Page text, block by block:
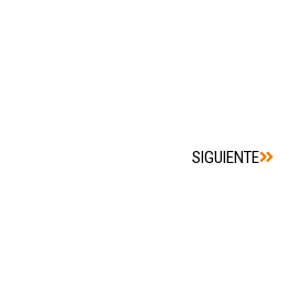
SIGUIENTE